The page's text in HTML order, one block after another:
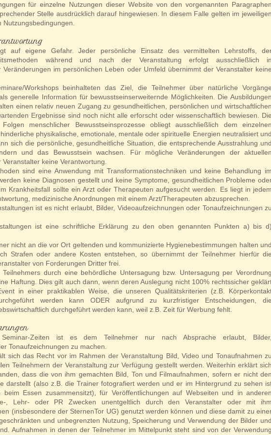
für einzelne Nutzungen dieser Website von den vorgenannten Paragraphen
Stelle ausdrücklich darauf hingewiesen. In diesem Falle gelten im jeweiligen
auf eigene Gefahr. Jeder persönliche Einsatz des vermittelten Lehrstoffs,
während und nach der Veranstaltung erfolgt ausschließlich in
Veränderungen im persönlichen Leben oder Umfeld übernimmt der Veranstalter keine
Workshops beinhalteten das Ziel, die Teilnehmer über natürliche Vorgänge
generelle Information für bewusstseinserweiternde Möglichkeiten. Die Ausbildungen
einen relativ neuen Zugang zu gesundheitlichen, persönlichen und wirtschaftlichen
Ergebnisse sind noch nicht alle erforscht oder wissenschaftlich bewiesen. Die
menschlicher Bewusstseinsprozesse obliegt ausschließlich dem einzelnen
physikalische, emotionale, mentale oder spirituelle Energien neutralisiert und
sich die persönliche, gesundheitliche Situation, die entsprechende Ausstrahlung und
und das Bewusstsein wachsen. Für mögliche Veränderungen der aktuellen
keine Verantwortung.
sind eine Anwendung mit Transformationstechniken und keine Behandlung im
keine Diagnosen gestellt und keine Symptome, gesundheitlichen Probleme
Krankheitsfall sollte ein Arzt oder Therapeuten aufgesucht werden. Es liegt in jedem
medizinische Anordnungen mit einem Arzt/Therapeuten abzusprechen.
ist es nicht erlaubt, Bilder, Videoaufzeichnungen oder Tonaufzeichnungen zu
ist eine schriftliche Erklärung zu den oben genannten Punkten a) bis d)
nicht an die vor Ort geltenden und kommunizierte Hygienebestimmungen halten und
Strafen oder andere Kosten entstehen, so übernimmt der Teilnehmer hierfür die
von Forderungen Dritter frei.
durch eine behördliche Untersagung bzw. Untersagung per Verordnung
Haftung. Dies gilt auch dann, wenn deren Auslegung nicht 100% rechtssicher
in einer praktikablen Weise, die unseren Qualitätskriterien (z.B.
werden kann ODER aufgrund zu kurzfristiger Entscheidungen, die
durchgeführt werden kann, weil z.B. Zeit für Werbung fehlt.
Zeiten ist es dem Teilnehmer nur nach Absprache erlaubt, Bilder,
Tonaufzeichnungen zu machen.
sich das Recht vor im Rahmen der Veranstaltung Bild, Video und Tonaufnahmen zu
Teilnehmern der Veranstaltung zur Verfügung gestellt werden. Weiterhin erklärt sich
dass die von ihm gemachten Bild, Ton und Filmaufnahmen, sofern er nicht den
darstellt (also z.B. die Trainer fotografiert werden und er im Hintergrund zu sehen
Essen zusammensitzt), für Veröffentlichungen auf Webseiten und in anderen
, Lehr- oder PR Zwecken unentgeltlich durch den Veranstalter oder mit ihm
(insbesondere der SternenTor UG) genutzt werden können und diese damit zu
und unbegrenzten Nutzung, Speicherung und Verwendung der Bilder und
Aufnahmen in denen der Teilnehmer im Mittelpunkt steht sind von der Verwendung